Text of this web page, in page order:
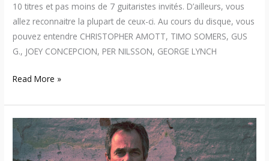
10 titres et pas moins de 7 guitaristes invités. D’ailleurs, vous
allez reconnaitre la plupart de ceux-ci. Au cours du disque, vous
pouvez entendre CHRISTOPHER AMOTT, TIMO SOMERS, GUS
G., JOEY CONCEPCION, PER NILSSON, GEORGE LYNCH
Read More »
Ron
Coolen
–